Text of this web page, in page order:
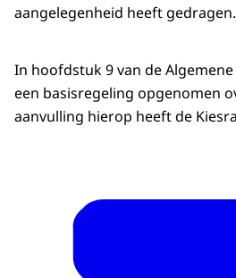
aangelegenheid heeft gedragen.
In hoofdstuk 9 van de
een basisregeling opgenomen
aanvulling hierop heeft de